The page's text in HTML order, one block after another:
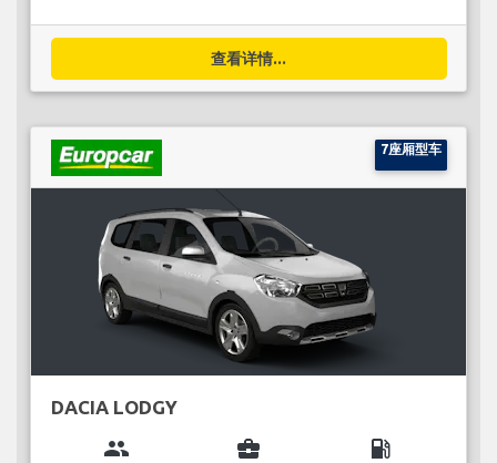
查看详情...
7座厢型车
DACIA LODGY
group business_center local_gas_station